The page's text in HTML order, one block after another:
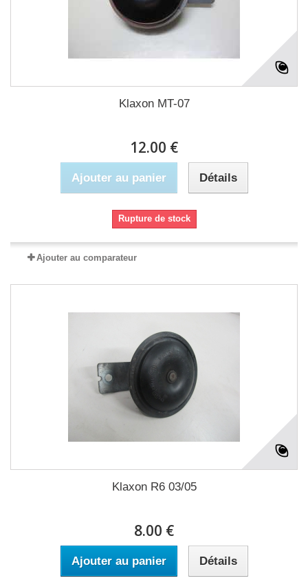
Klaxon MT-07
12.00 €
Ajouter au panier Détails
Rupture de stock
Ajouter au comparateur
Klaxon R6 03/05
8.00 €
Ajouter au panier Détails